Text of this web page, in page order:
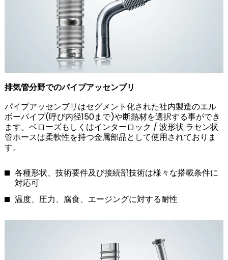
排気管分野でのパイプアッセンブリ
パイプアッセンブリはセグメント化された社内製造のエル
ボーパイプ(呼び内径150まで)や断熱材を選択する事ができ
ます。ベローズもしくはインターロック / 波形状 ラセン状
管ホースは柔軟性を持つ金属部品として使用されておりま
す。
各種形状、技術要件及び接続部技術は様々な搭載条件に
対応可
温度、圧力、腐食、エージングに対する耐性